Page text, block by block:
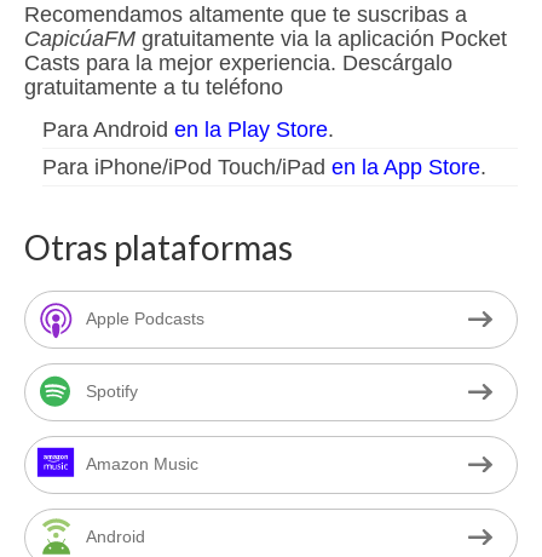
Recomendamos altamente que te suscribas a
CapicúaFM gratuitamente via la aplicación Pocket
Casts para la mejor experiencia. Descárgalo
gratuitamente a tu teléfono
Para Android en la Play Store.
Para iPhone/iPod Touch/iPad en la App Store.
Otras plataformas
Apple Podcasts
Spotify
Amazon Music
Android